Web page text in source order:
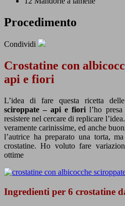
Procedimento
Condividi
Crostatine con
api e fiori
L’idea di fare questa ricetta
sciroppate – api e fiori l’ho
resistere nel cercare di replicare
veramente carinissime, ed anche
l’autrice ha preparato una torta,
crostatine. Ho voluto fare
ottime
Ingredienti per 6 crostatine